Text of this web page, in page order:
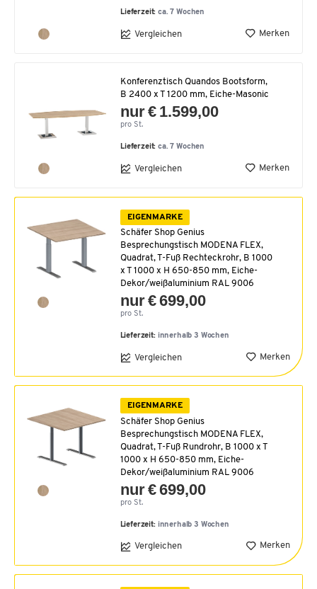
Lieferzeit:ca. 7 Wochen
Vergleichen Merken
Konferenztisch Quandos Bootsform,
B 2400 x T 1200 mm, Eiche-Masonic
nur € 1.599,00
pro St.
Lieferzeit:ca. 7 Wochen
Vergleichen Merken
EIGENMARKE
Schäfer Shop Genius
Besprechungstisch MODENA FLEX,
Quadrat, T-Fuß Rechteckrohr, B 1000
x T 1000 x H 650-850 mm, Eiche-
Dekor/weißaluminium RAL 9006
nur € 699,00
pro St.
Lieferzeit: innerhalb 3 Wochen
Vergleichen Merken
EIGENMARKE
Schäfer Shop Genius
Besprechungstisch MODENA FLEX,
Quadrat, T-Fuß Rundrohr, B 1000 x T
1000 x H 650-850 mm, Eiche-
Dekor/weißaluminium RAL 9006
nur € 699,00
pro St.
Lieferzeit: innerhalb 3 Wochen
Vergleichen Merken